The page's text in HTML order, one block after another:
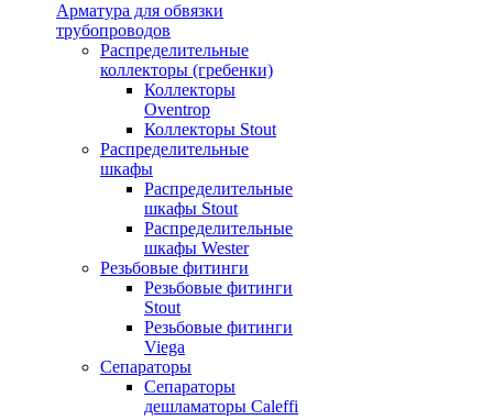
Арматура для обвязки
трубопроводов
Распределительные
коллекторы (гребенки)
Коллекторы
Oventrop
Коллекторы Stout
Распределительные
шкафы
Распределительные
шкафы Stout
Распределительные
шкафы Wester
Резьбовые фитинги
Резьбовые фитинги
Stout
Резьбовые фитинги
Viega
Сепараторы
Сепараторы
дешламаторы Caleffi